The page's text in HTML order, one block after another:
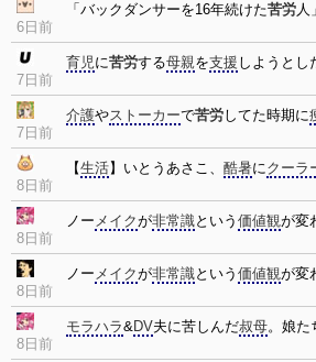
6日前
「バックダンサーを16年続けた苦労人
7日前
育児に苦労する母親を支援 しようとし
7日前
介護やストーカーで苦労してた時期に
8日前
【生活】いとうあさこ、 酷暑にクーラ
8日前
ノー メイクが非常識という 価値観が変
8日前
ノー メイクが非常識という 価値観が変
8日前
モラハラ&DV夫に苦しんだ叔母。娘た